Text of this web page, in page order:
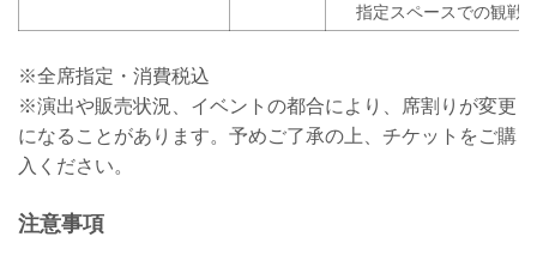
指定スペースでの観戦
※全席指定・消費税込
※演出や販売状況、イベントの都合により、席割りが変更
になることがあります。予めご了承の上、チケットをご購
入ください。
注意事項